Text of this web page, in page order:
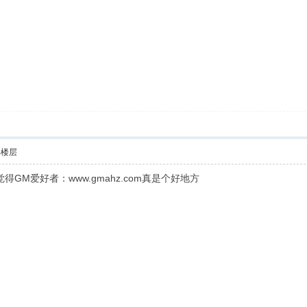
层
GM爱好者：www.gmahz.com真是个好地方